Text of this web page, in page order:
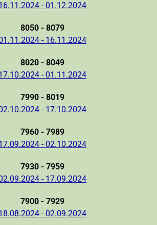
- 01.12.2024
8050 - 8079
- 16.11.2024
8020 - 8049
- 01.11.2024
7990 - 8019
- 17.10.2024
7960 - 7989
- 02.10.2024
7930 - 7959
- 17.09.2024
7900 - 7929
- 02.09.2024